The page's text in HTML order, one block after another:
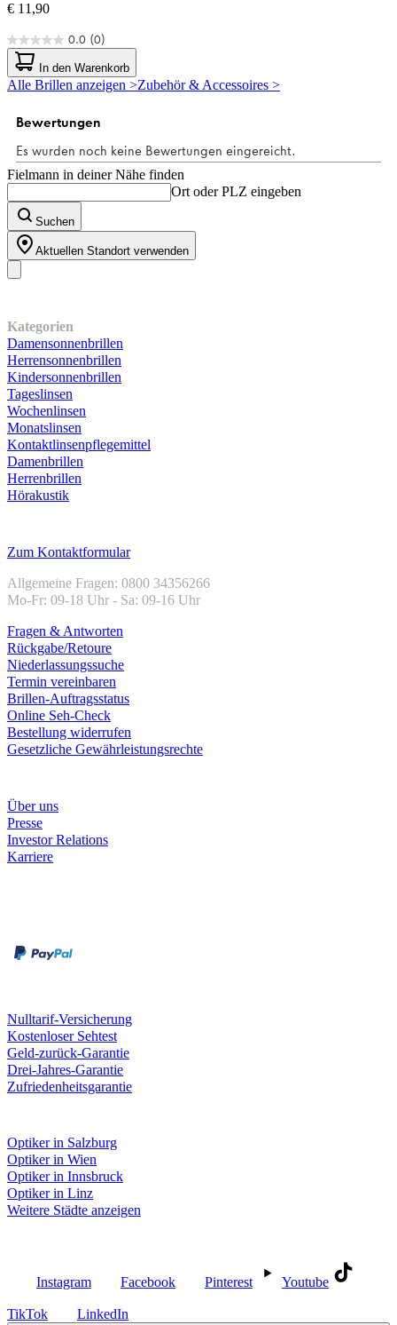
€ 11,90
0.0 (0)
0.0
von
5
Sternen.
In den Warenkorb
Alle Brillen anzeigen >Zubehör & Accessoires >
Fielmann in deiner Nähe finden
Ort oder PLZ eingeben
Suchen
Aktuellen Standort verwenden
Kategorien
Damensonnenbrillen
Herrensonnenbrillen
Kindersonnenbrillen
Tageslinsen
Wochenlinsen
Monatslinsen
Kontaktlinsenpflegemittel
Damenbrillen
Herrenbrillen
Hörakustik
Zum Kontaktformular
Allgemeine Fragen: 0800 34356266
Mo-Fr: 09-18 Uhr - Sa: 09-16 Uhr
Fragen & Antworten
Rückgabe/Retoure
Niederlassungssuche
Termin vereinbaren
Brillen-Auftragsstatus
Online Seh-Check
Bestellung widerrufen
Gesetzliche Gewährleistungsrechte
Über uns
Presse
Investor Relations
Karriere
Nulltarif-Versicherung
Kostenloser Sehtest
Geld-zurück-Garantie
Drei-Jahres-Garantie
Zufriedenheitsgarantie
Optiker in Salzburg
Optiker in Wien
Optiker in Innsbruck
Optiker in Linz
Weitere Städte anzeigen
Instagram Facebook Pinterest Youtube
TikTok LinkedIn